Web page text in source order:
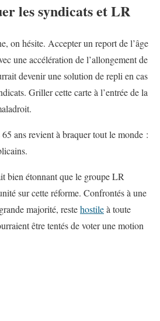
les syndicats et LR
on hésite. Accepter un report de l’âge
une accélération de l’allongement de
devenir une solution de repli en cas
Griller cette carte à l’entrée de la
ans revient à braquer tout le monde :
bien étonnant que le groupe LR
sur cette réforme. Confrontés à une
majorité, restehostileà toute
être tentés de voter une motion